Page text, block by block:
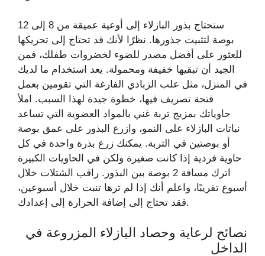
ستحتاج بذور البازلاء إلى أوعية عميقة من 8 إلى 12
بوصة لتثبيت جذورها. نظرًا لأنك قد تحتاج إلى تحريكها
للعثور على أفضل مصدر للضوء لخضروات طفلك، فمن
الجيد أن تبقيها خفيفة ومحمولة. يعد استخدام ما لديك
في المنزل، مثل علب الزبادي الفارغة التي تقومين بعمل
فتحة تصريف فيها، خطوة جيدة لهذا السبب. املأ
حاوياتك بمزيج تربة غني بالمواد العضوية التي تساعد
نباتات البازلاء على النمو، وازرع البذور على عمق بوصة
أو بوصتين في التربة. يمكنك زرع بذرة واحدة في كل
حاوية فردية إذا كانت صغيرة ولكن في الحاويات الكبيرة
اترك مسافة 2 بوصة بين البذور. راقب الشتلات خلال
أسبوع تقريبًا، واعلم أنك إذا لم ترها تنبت خلال أسبوعين،
فقد تحتاج إلى إضافة الحرارة إلى إعدادك.
نصائح لرعاية وحصاد البازلاء المزروعة في
الداخل